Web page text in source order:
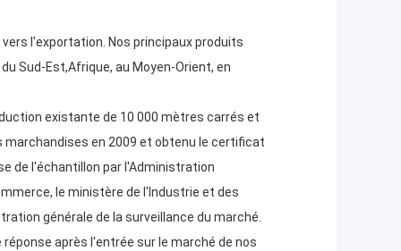
l'exportation. Nos principaux produits
Sud-Est,Afrique, au Moyen-Orient, en
existante de 10 000 mètres carrés et
marchandises en 2009 et obtenu le certificat
de l'échantillon par l'Administration
le ministère de l'Industrie et des
générale de la surveillance du marché.
après l'entrée sur le marché de nos